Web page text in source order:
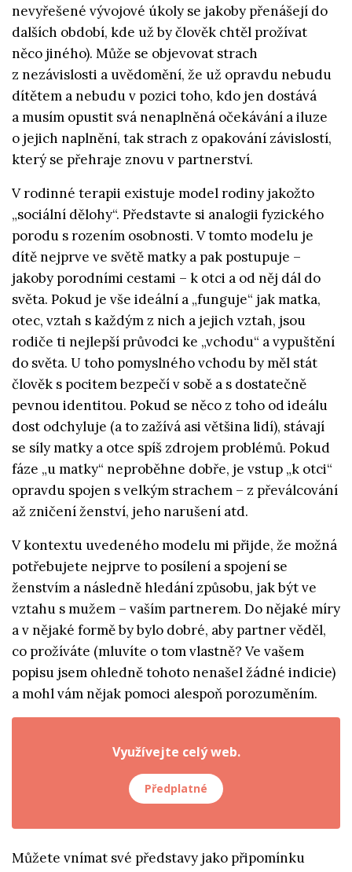
nevyřešené vývojové úkoly se jakoby přenášejí do
dalších období, kde už by člověk chtěl prožívat
něco jiného). Může se objevovat strach
z nezávislosti a uvědomění, že už opravdu nebudu
dítětem a nebudu v pozici toho, kdo jen dostává
a musím opustit svá nenaplněná očekávání a iluze
o jejich naplnění, tak strach z opakování závislostí,
který se přehraje znovu v partnerství.
V rodinné terapii existuje model rodiny jakožto
„sociální dělohy“. Představte si analogii fyzického
porodu s rozením osobnosti. V tomto modelu je
dítě nejprve ve světě matky a pak postupuje –
jakoby porodními cestami – k otci a od něj dál do
světa. Pokud je vše ideální a „funguje“ jak matka,
otec, vztah s každým z nich a jejich vztah, jsou
rodiče ti nejlepší průvodci ke „vchodu“ a vypuštění
do světa. U toho pomyslného vchodu by měl stát
člověk s pocitem bezpečí v sobě a s dostatečně
pevnou identitou. Pokud se něco z toho od ideálu
dost odchyluje (a to zažívá asi většina lidí), stávají
se síly matky a otce spíš zdrojem problémů. Pokud
fáze „u matky“ neproběhne dobře, je vstup „k otci“
opravdu spojen s velkým strachem – z převálcování
až zničení ženství, jeho narušení atd.
V kontextu uvedeného modelu mi přijde, že možná
potřebujete nejprve to posílení a spojení se
ženstvím a následně hledání způsobu, jak být ve
vztahu s mužem – vaším partnerem. Do nějaké míry
a v nějaké formě by bylo dobré, aby partner věděl,
co prožíváte (mluvíte o tom vlastně? Ve vašem
popisu jsem ohledně tohoto nenašel žádné indicie)
a mohl vám nějak pomoci alespoň porozuměním.
Využívejte celý web.
Předplatné
Můžete vnímat své představy jako připomínku